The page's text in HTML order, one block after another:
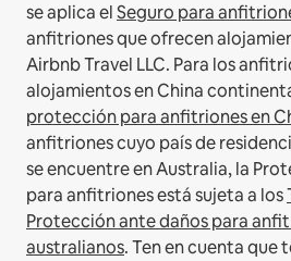
se aplica elSeguro para
anfitriones que ofrecen
Airbnb Travel LLC. Para los
alojamientos en China
protección para anfitriones en
anfitriones cuyo país de
se encuentre en Australia, la
para anfitriones está sujeta a los
Protección ante daños para
australianos. Ten en cuenta que